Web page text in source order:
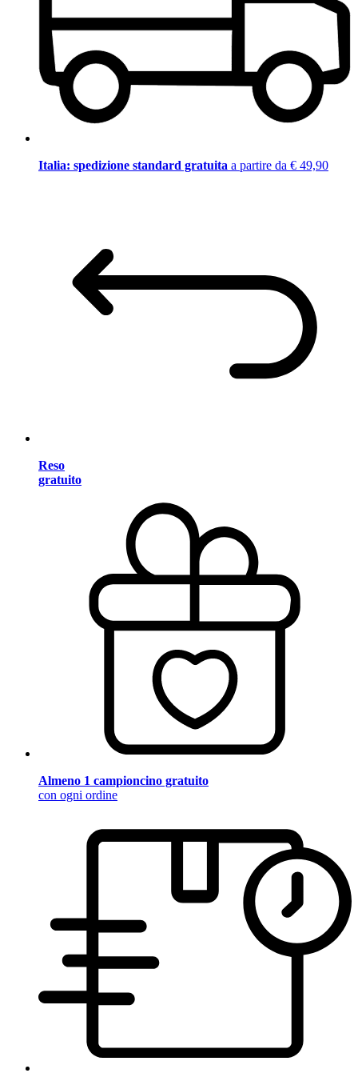
Italia: spedizione standard gratuita a partire da € 49,90
Reso
gratuito
Almeno 1 campioncino gratuito
con ogni ordine